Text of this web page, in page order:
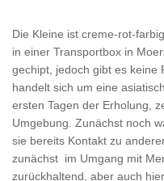
Die Kleine ist creme-rot-
in einer Transportbox in
gechipt, jedoch gibt es keine
handelt sich um eine
ersten Tagen der Erholung,
Umgebung. Zunächst noch
sie bereits Kontakt zu
zunächst im Umgang mit
zurückhaltend, aber auch